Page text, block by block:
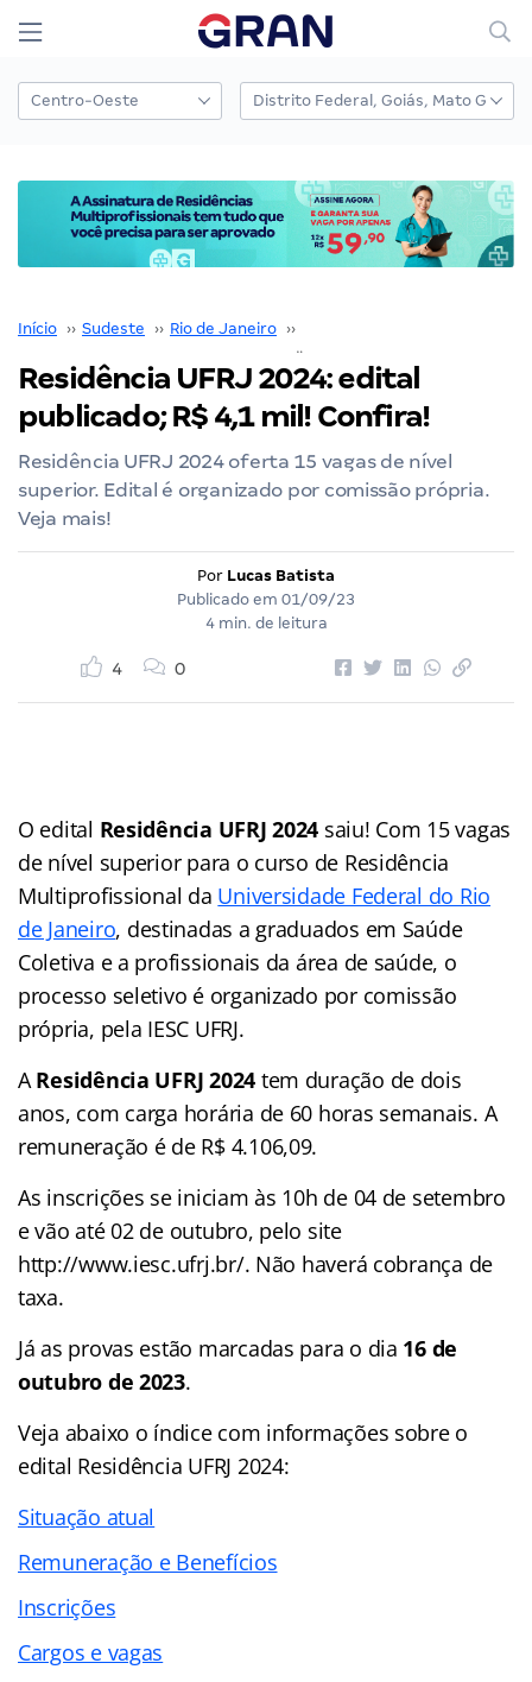
Início ›› Sudeste ›› Rio de Janeiro ››
Residência UFRJ 2024: edital
publicado; R$ 4,1 mil! Confira!
Residência UFRJ 2024 oferta 15 vagas de nível
superior. Edital é organizado por comissão própria.
Veja mais!
Por Lucas Batista
Publicado em 01/09/23
4 min. de leitura
4 0
O edital Residência UFRJ 2024 saiu! Com 15 vagas
de nível superior para o curso de Residência
Multiprofissional da Universidade Federal do Rio
de Janeiro, destinadas a graduados em Saúde
Coletiva e a profissionais da área de saúde, o
processo seletivo é organizado por comissão
própria, pela IESC UFRJ.
AResidência UFRJ 2024 tem duração de dois
anos, com carga horária de 60 horas semanais. A
remuneração é de R$ 4.106,09.
As inscrições se iniciam às 10h de 04 de setembro
e vão até 02 de outubro, pelo site
http://www.iesc.ufrj.br/. Não haverá cobrança de
taxa.
Já as provas estão marcadas para o dia 16 de
outubro de 2023.
Veja abaixo o índicecom informações sobre o
edital Residência UFRJ 2024:
Situação atual
Remuneração e Benefícios
Inscrições
Cargos e vagas